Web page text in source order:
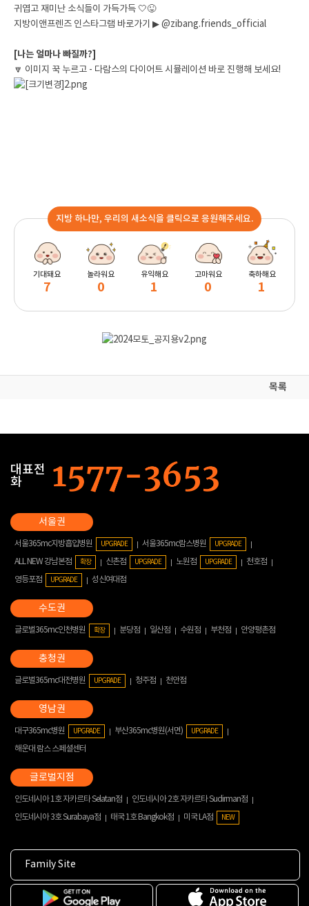
귀엽고 재미난 소식들이 가득가득 🤍😜
지방이앤프렌즈 인스타그램 바로가기 ▶@zibang.friends_official
[나는 얼마나 빠질까?]
🔽 이미지 꾹 누르고 - 다람스의 다이어트 시뮬레이션 바로 진행해 보세요!
지방 하나만, 우리의 새소식을 클릭으로 응원해주세요.
기대돼요
7
놀라워요
0
유익해요
1
고마워요
0
축하해요
1
목록
대표전
화
서울365mc지방흡입병원 UPGRADE 서울365mc람스병원 UPGRADE
ALL NEW 강남본점 확장 신촌점 UPGRADE 노원점 UPGRADE
천호점
영등포점
UPGRADE 성신여대점
글로벌365mc인천병원 확장 분당점 일산점 수원점 부천점 안양평촌점
글로벌365mc대전병원 UPGRADE 청주점 천안점
대구365mc병원 UPGRADE 부산365mc병원(서면) UPGRADE
해운대 람스 스페셜센터
인도네시아 1호 자카르타 Selatan점
인도네시아 2호 자카르타 Sudirman점
인도네시아 3호 Surabaya점
태국 1호 Bangkok점 미국 LA점 NEW
Family Site